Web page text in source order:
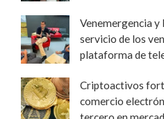
Venemergencia y
servicio de los
plataforma de
Criptoactivos
comercio